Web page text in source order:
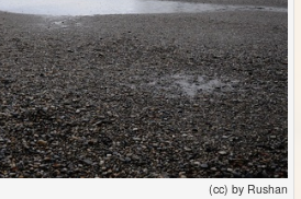
(cc) by Rushan